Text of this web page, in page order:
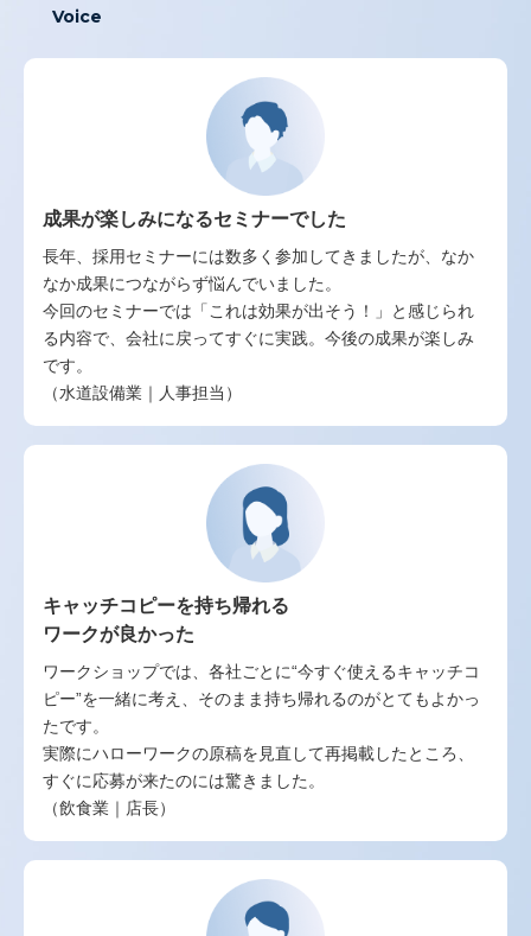
Voice
成果が楽しみになるセミナーでした
長年、採用セミナーには数多く参加してきましたが、なか
なか成果につながらず悩んでいました。
今回のセミナーでは「これは効果が出そう！」と感じられ
る内容で、会社に戻ってすぐに実践。今後の成果が楽しみ
です。
（水道設備業｜人事担当）
キャッチコピーを持ち帰れる
ワークが良かった
ワークショップでは、各社ごとに“今すぐ使えるキャッチコ
ピー”を一緒に考え、そのまま持ち帰れるのがとてもよかっ
たです。
実際にハローワークの原稿を見直して再掲載したところ、
すぐに応募が来たのには驚きました。
（飲食業｜店長）